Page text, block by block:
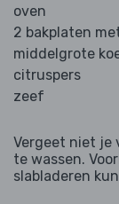
oven
2 bakplaten
middelgrote
citruspers
zeef
Vergeet niet je
te wassen.
slabladeren